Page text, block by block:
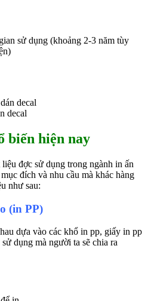
sử dụng (khoảng 2-3 năm tùy
decal
biến hiện nay
đợc sử dụng trong ngành in ấn
đích và nhu cầu mà khác hàng
như sau:
(in PP)
dựa vào các khổ in pp, giấy in pp
dụng mà người ta sẽ chia ra